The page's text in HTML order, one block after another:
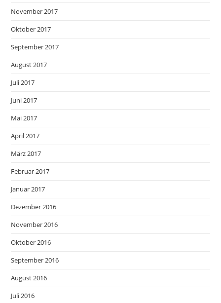
November 2017
Oktober 2017
September 2017
August 2017
Juli 2017
Juni 2017
Mai 2017
April 2017
März 2017
Februar 2017
Januar 2017
Dezember 2016
November 2016
Oktober 2016
September 2016
August 2016
Juli 2016